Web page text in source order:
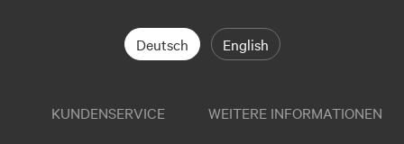
Deutsch English
KUNDENSERVICE WEITERE INFORMATIONEN